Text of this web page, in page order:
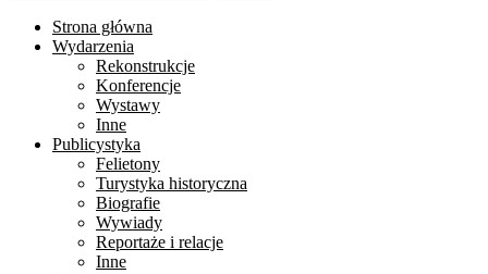
Strona główna
Wydarzenia
Rekonstrukcje
Konferencje
Wystawy
Inne
Publicystyka
Felietony
Turystyka historyczna
Biografie
Wywiady
Reportaże i relacje
Inne